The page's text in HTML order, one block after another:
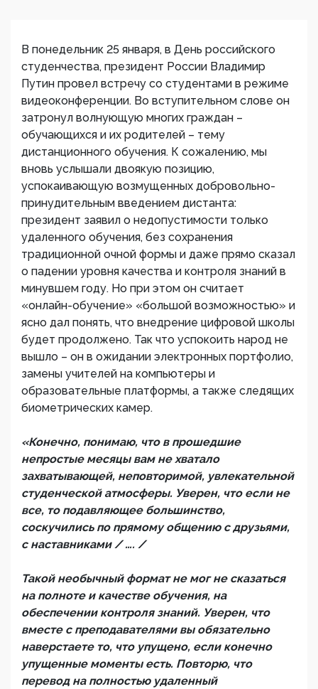
В понедельник 25 января, в День российского
студенчества, президент России Владимир
Путин провел встречу со студентами в режиме
видеоконференции. Во вступительном слове он
затронул волнующую многих граждан –
обучающихся и их родителей – тему
дистанционного обучения. К сожалению, мы
вновь услышали двоякую позицию,
успокаивающую возмущенных добровольно-
принудительным введением дистанта:
президент заявил о недопустимости только
удаленного обучения, без сохранения
традиционной очной формы и даже прямо сказал
о падении уровня качества и контроля знаний в
минувшем году. Но при этом он считает
«онлайн-обучение» «большой возможностью» и
ясно дал понять, что внедрение цифровой школы
будет продолжено. Так что успокоить народ не
вышло – он в ожидании электронных портфолио,
замены учителей на компьютеры и
образовательные платформы, а также следящих
биометрических камер.
«Конечно, понимаю, что в прошедшие
непростые месяцы вам не хватало
захватывающей, неповторимой, увлекательной
студенческой атмосферы. Уверен, что если не
все, то подавляющее большинство,
соскучились по прямому общению с друзьями,
с наставниками / …. /
Такой необычный формат не мог не сказаться
на полноте и качестве обучения, на
обеспечении контроля знаний. Уверен, что
вместе с преподавателями вы обязательно
наверстаете то, что упущено, если конечно
упущенные моменты есть. Повторю, что
перевод на полностью удаленный